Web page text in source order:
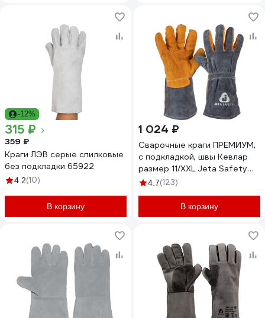
-12%
315 ₽
359 ₽
Краги ЛЭВ серые спилковые
без подкладки 65922
4.2(10)
В корзину
1 024 ₽
Сварочные краги ПРЕМИУМ,
с подкладкой, швы Кевлар
размер 11/XXL Jeta Safety
JWK-502-XXL
4.7(123)
В корзину